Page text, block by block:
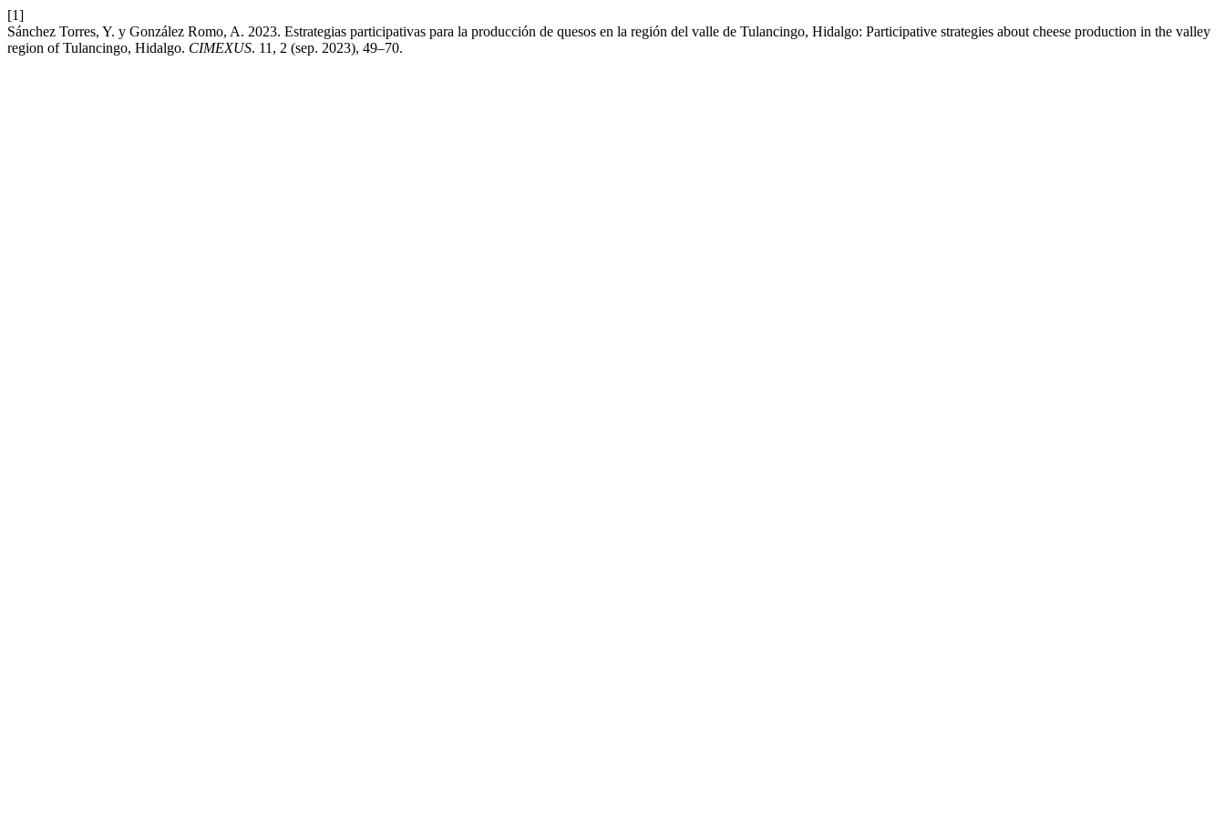
[1]
Sánchez Torres, Y. y González Romo, A. 2023. Estrategias participativas para la producción de quesos en la región del valle de Tulancingo, Hidalgo: Participative strategies about cheese production in the valley
region of Tulancingo, Hidalgo. CIMEXUS. 11, 2 (sep. 2023), 49–70.